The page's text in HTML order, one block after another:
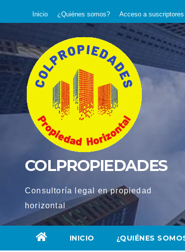
al
Inicio ¿Quiénes somos? Acceso a suscriptores
COLPROPIEDADES
Consultoría legal en propiedad
horizontal
INICIO ¿QUIÉNES